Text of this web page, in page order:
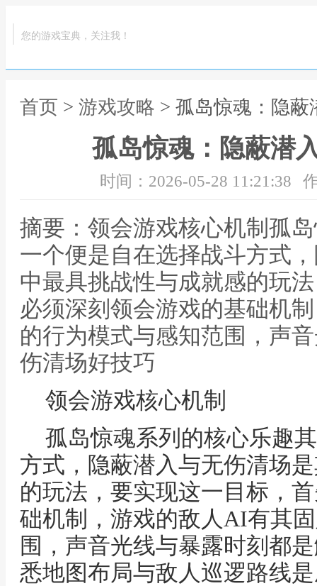
您的游戏宝典，关注我！
首页 > 游戏攻略 > 孤岛惊魂：隐
孤岛惊魂：隐蔽潜
时间：2026-05-28 11:21:38
摘要：领会游戏核心机制孤
一个便是自在选择战斗方式
中最具挑战性与成就感的玩
必须深刻领会游戏的基础机
的行为模式与感知范围，声
伤清场好技巧
领会游戏核心机制
孤岛惊魂系列的核心乐趣
方式，隐蔽潜入与无伤清场
的玩法，要实现这一目标，
础机制，游戏的敌人AI有其
围，声音光线与暴露时刻都
悉地图布局与敌人巡逻路线